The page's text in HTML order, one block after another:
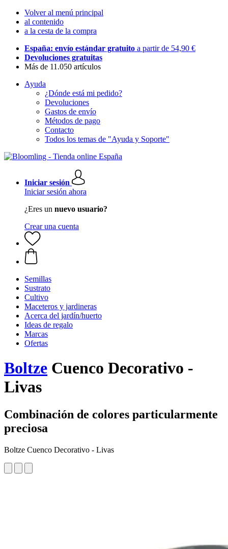
Volver al menú principal
al contenido
a la cesta de la compra
España: envío estándar gratuito a partir de 54,90 €
Devoluciones gratuitas
Más de 11.050 artículos
Ayuda
¿Dónde está mi pedido?
Devoluciones
Gastos de envío
Métodos de pago
Contacto
Todos los temas de "Ayuda y Soporte"
Iniciar sesión
Iniciar sesión ahora
¿Eres un nuevo usuario?
Crear una cuenta
Semillas
Sustrato
Cultivo
Maceteros y jardineras
Acerca del jardín/huerto
Ideas de regalo
Marcas
Ofertas
Boltze Cuenco Decorativo -
Livas
Combinación de colores particularmente
preciosa
Boltze Cuenco Decorativo - Livas